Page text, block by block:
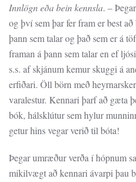
Innlögn eða bein kennsla. –
og því sem þar fer fram er best
þann sem talar og það sem er á
framan á þann sem talar en ef
s.s. af skjánum kemur skuggi á
erfiðari. Öll börn með
varalestur. Kennari þarf að gæta
bók, hálsklútur sem hylur
getur hins vegar verið til bóta!
Þegar umræður verða í hópnum
mikilvægt að kennari ávarpi þau